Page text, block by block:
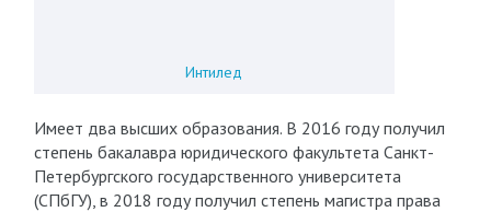
Интилед
Имеет два высших образования. В 2016 году получил
степень бакалавра юридического факультета Санкт-
Петербургского государственного университета
(СПбГУ), в 2018 году получил степень магистра права